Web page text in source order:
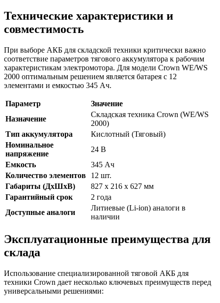
Технические характеристики и
совместимость
При выборе АКБ для складской техники критически важно
соответствие параметров тягового аккумулятора к рабочим
характеристикам электромотора. Для модели Crown WE/WS
2000 оптимальным решением является батарея с 12
элементами и емкостью 345 Ач.
Параметр
Значение
Назначение
Складская техника Crown (WE/WS
2000)
Тип аккумулятора
Кислотный (Тяговый)
Номинальное
напряжение
24 В
Емкость
345 Ач
Количество элементов
12 шт.
Габариты (ДхШхВ)
827 x 216 x 627 мм
Гарантийный срок
2 года
Доступные аналоги
Литиевые (Li-ion) аналоги в
наличии
Эксплуатационные преимущества для
склада
Использование специализированной тяговой АКБ для
техники Crown дает несколько ключевых преимуществ перед
универсальными решениями: